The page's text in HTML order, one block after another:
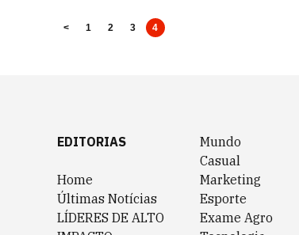
< 1 2 3 4
EDITORIAS
Home
Últimas Notícias
LÍDERES DE ALTO
Mundo
Casual
Marketing
Esporte
Exame Agro